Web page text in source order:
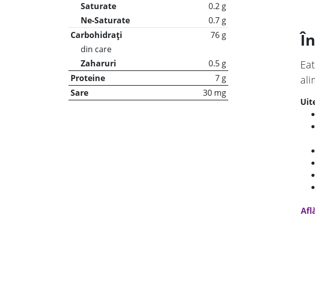
Saturate
0.2 g
Ne-Saturate
0.7 g
Carbohidrați
76 g
din care
Zaharuri
0.5 g
Proteine
7 g
Sare
30 mg